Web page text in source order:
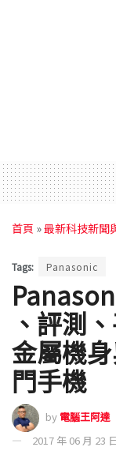
首頁 »最新科技新聞
Tags: Panasonic
、評測
金屬機
門手機
by 電腦王阿達
2017 年 06 月 23